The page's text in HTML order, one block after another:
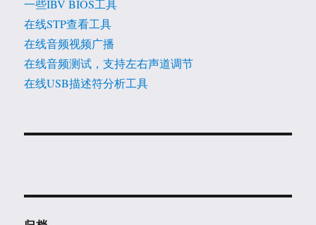
一些IBV BIOS工具
在线STP查看工具
在线音频视频广播
在线音频测试，支持左右声道调节
在线USB描述符分析工具